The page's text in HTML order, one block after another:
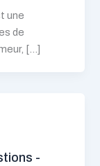
une
de
[…]
-